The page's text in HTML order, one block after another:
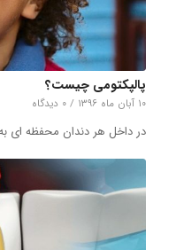
پالپکتومی چیست؟
۱۰ آبان ماه ۱۳۹۶ / ۰ دیدگاه
در داخل هر دندان محفظه ‌ای